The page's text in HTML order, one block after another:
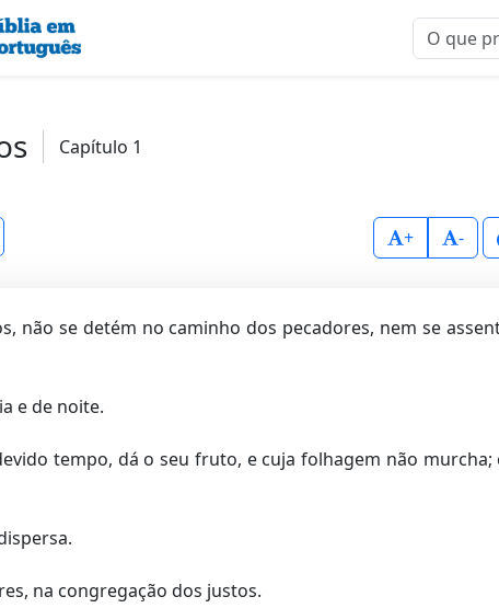
Capítulo 1
+ -
não se detém no caminho dos pecadores, nem se
e de noite.
tempo, dá o seu fruto, e cuja folhagem não
na congregação dos justos.